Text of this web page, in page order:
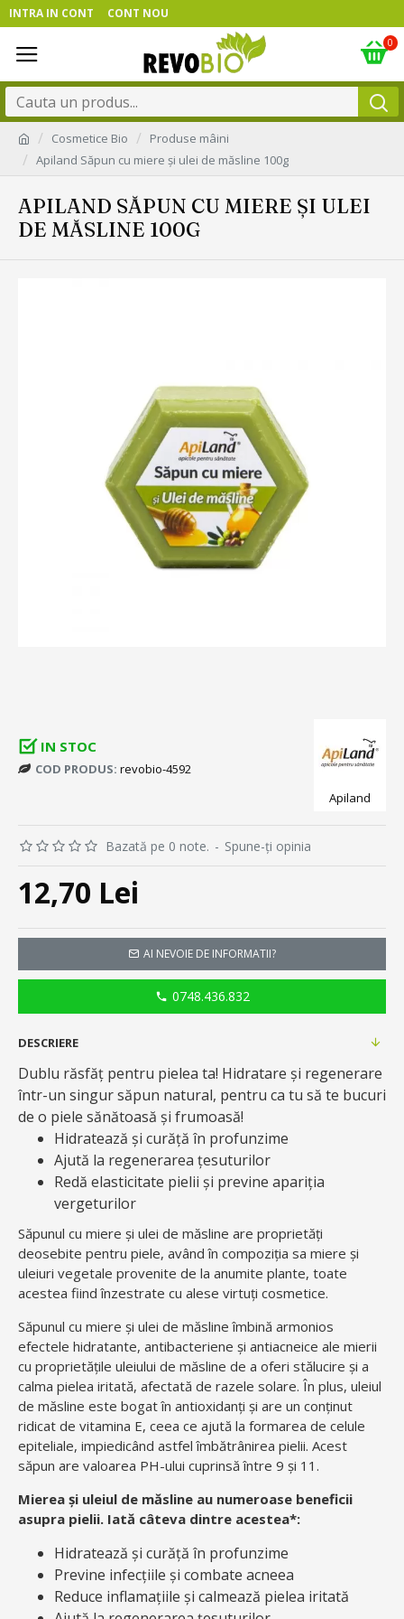
INTRA IN CONT CONT NOU
0
Cosmetice Bio
Produse mâini
Apiland Săpun cu miere și ulei de măsline 100g
APILAND SĂPUN CU MIERE ȘI ULEI
DE MĂSLINE 100G
IN STOC
COD PRODUS: revobio-4592
Apiland
Bazată pe 0 note. - Spune-ţi opinia
12,70 Lei
AI NEVOIE DE INFORMATII?
0748.436.832
DESCRIERE
Dublu răsfăț pentru pielea ta! Hidratare și regenerare
într-un singur săpun natural, pentru ca tu să te bucuri
de o piele sănătoasă și frumoasă!
Hidratează și curăță în profunzime
Ajută la regenerarea țesuturilor
Redă elasticitate pielii și previne apariția
vergeturilor
Săpunul cu miere și ulei de măsline are proprietăți
deosebite pentru piele, având în compoziția sa miere și
uleiuri vegetale provenite de la anumite plante, toate
acestea fiind înzestrate cu alese virtuți cosmetice.
Săpunul cu miere și ulei de măsline îmbină armonios
efectele hidratante, antibacteriene și antiacneice ale mierii
cu proprietățile uleiului de măsline de a oferi stălucire și a
calma pielea iritată, afectată de razele solare. În plus, uleiul
de măsline este bogat în antioxidanți și are un conținut
ridicat de vitamina E, ceea ce ajută la formarea de celule
epiteliale, impiedicând astfel îmbătrânirea pielii. Acest
săpun are valoarea PH-ului cuprinsă între 9 şi 11.
Mierea și uleiul de măsline au numeroase beneficii
asupra pielii. Iată câteva dintre acestea*:
Hidratează și curăță în profunzime
Previne infecțiile și combate acneea
Reduce inflamațiile și calmează pielea iritată